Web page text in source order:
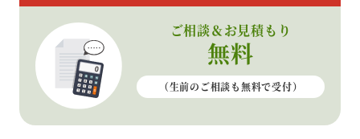
ご相談＆お見積もり
無料
（生前のご相談も無料で受付）